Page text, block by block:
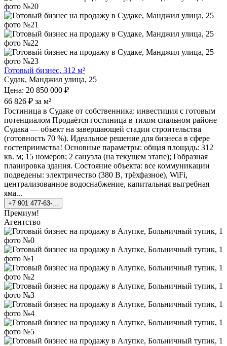
Готовый бизнес, 312 м²
Судак, Манджил улица, 25
Цена: 20 850 000 ₽
66 826 ₽ за м²
Гостиница в Судаке от собственника: инвестиция с готовым
потенциалом Продаётся гостиница в тихом спальном районе
Судака — объект на завершающей стадии строительства
(готовность 70 %). Идеальное решение для бизнеса в сфере
гостеприимства! Основные параметры: общая площадь: 312
кв. м; 15 номеров; 2 санузла (на текущем этапе); Гобразная
планировка здания. Состояние объекта: все коммуникации
подведены: электричество (380 В, трёхфазное), WiFi,
централизованное водоснабжение, капитальная выгребная
яма...
+7 901 477-63-...
Премиум!
Агентство